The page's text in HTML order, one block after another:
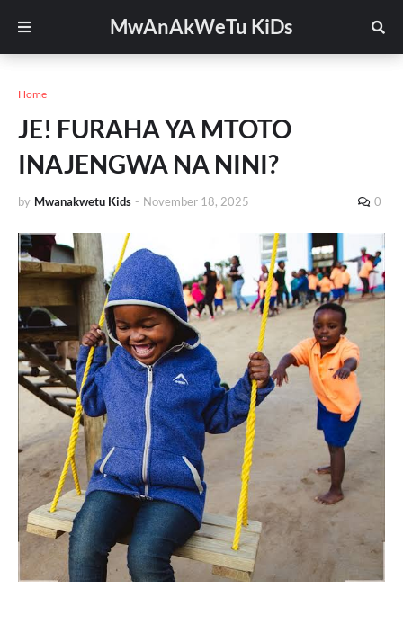
MwAnAkWeTu KiDs
Home
JE! FURAHA YA MTOTO
INAJENGWA NA NINI?
by Mwanakwetu Kids - November 18, 2025 0